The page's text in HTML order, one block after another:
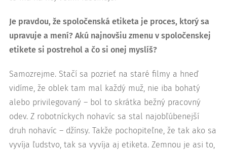
Je pravdou, že spoločenská etiketa je proces, ktorý sa
upravuje a mení? Akú najnovšiu zmenu v spoločenskej
etikete si postrehol a čo si onej myslíš?
Samozrejme. Stačí sa pozrieť na staré filmy a hneď
vidíme, že oblek tam mal každý muž, nie iba bohatý
alebo privilegovaný – bol to skrátka bežný pracovný
odev. Z robotníckych nohavíc sa stal najobľúbenejší
druh nohavíc – džínsy. Takže pochopiteľne, že tak ako sa
vyvíja ľudstvo, tak sa vyvíja aj etiketa. Zemnou je asi to,